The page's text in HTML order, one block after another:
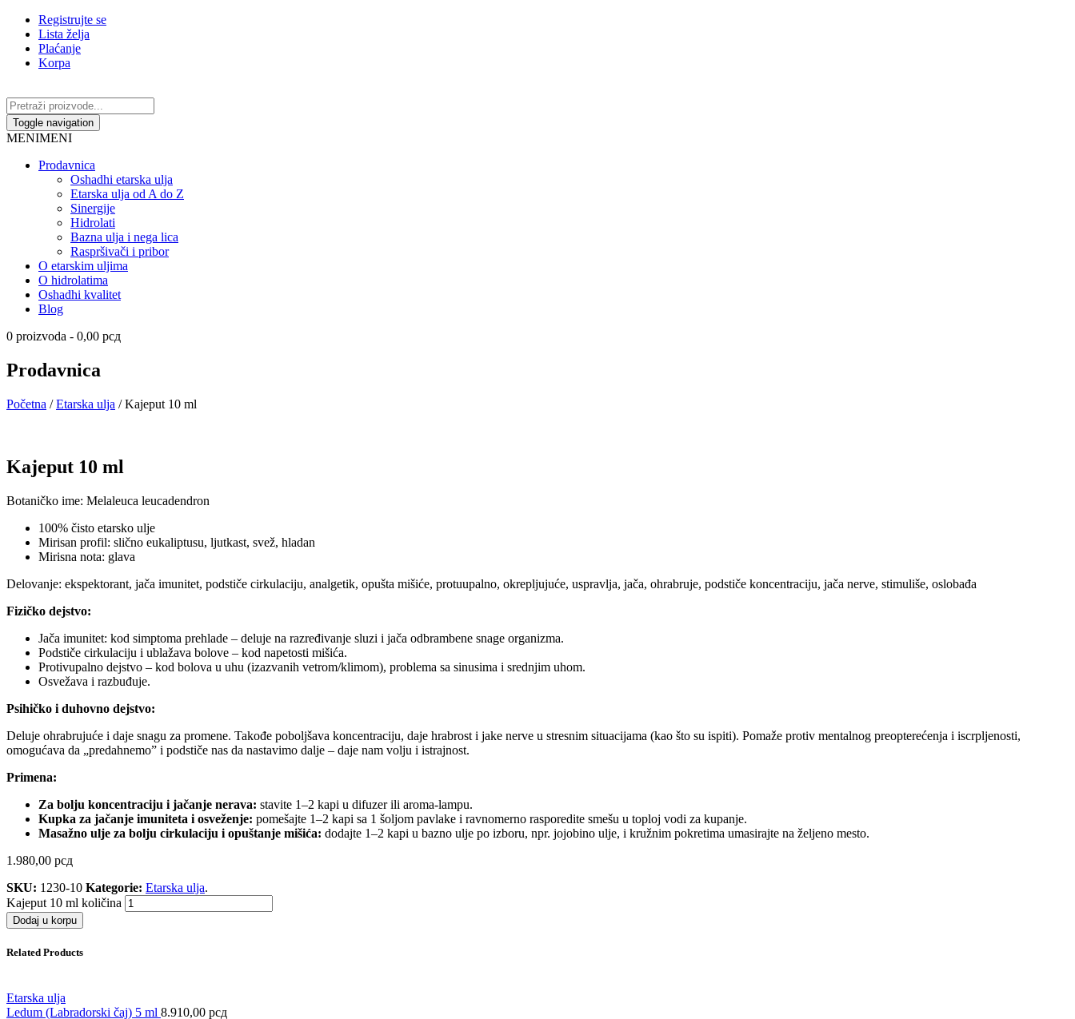
Registrujte se
Lista želja
Plaćanje
Korpa
Toggle navigation
MENIMENI
Prodavnica
Oshadhi etarska ulja
Etarska ulja od A do Z
Sinergije
Hidrolati
Bazna ulja i nega lica
Raspršivači i pribor
O etarskim uljima
O hidrolatima
Oshadhi kvalitet
Blog
0 proizvoda - 0,00 рсд
Prodavnica
Početna /Etarska ulja / Kajeput 10 ml
Kajeput 10 ml
Botaničko ime: Melaleuca leucadendron
100% čisto etarsko ulje
Mirisan profil: slično eukaliptusu, ljutkast, svež, hladan
Mirisna nota: glava
Delovanje: ekspektorant, jača imunitet, podstiče cirkulaciju, analgetik, opušta mišiće, protuupalno, okrepljujuće, uspravlja, jača, ohrabruje, podstiče koncentraciju, jača nerve, stimuliše, oslobađa
Fizičko dejstvo:
Jača imunitet: kod simptoma prehlade – deluje na razređivanje sluzi i jača odbrambene snage organizma.
Podstiče cirkulaciju i ublažava bolove – kod napetosti mišića.
Protivupalno dejstvo – kod bolova u uhu (izazvanih vetrom/klimom), problema sa sinusima i srednjim uhom.
Osvežava i razbuđuje.
Psihičko i duhovno dejstvo:
Deluje ohrabrujuće i daje snagu za promene. Takođe poboljšava koncentraciju, daje hrabrost i jake nerve u stresnim situacijama (kao što su ispiti). Pomaže protiv mentalnog preopterećenja i iscrpljenosti,
omogućava da „predahnemo” i podstiče nas da nastavimo dalje – daje nam volju i istrajnost.
Primena:
Za bolju koncentraciju i jačanje nerava: stavite 1–2 kapi u difuzer ili aroma-lampu.
Kupka za jačanje imuniteta i osveženje: pomešajte 1–2 kapi sa 1 šoljom pavlake i ravnomerno rasporedite smešu u toploj vodi za kupanje.
Masažno ulje za bolju cirkulaciju i opuštanje mišića: dodajte 1–2 kapi u bazno ulje po izboru, npr. jojobino ulje, i kružnim pokretima umasirajte na željeno mesto.
1.980,00 рсд
SKU: 1230-10 Kategorie: Etarska ulja.
Kajeput 10 ml količina
Dodaj u korpu
Related Products
Etarska ulja
Ledum (Labradorski čaj) 5 ml 8.910,00 рсд